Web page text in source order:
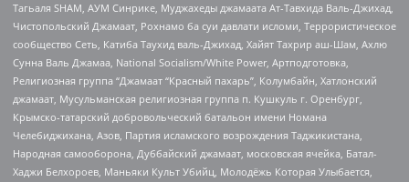
Тагьаля SHAM, АУМ Синрике, Муджахеды джамаата Ат-Тавхида Валь-Джихад,
Чистопольский Джамаат, Рохнамо ба суи давлати исломи, Террористическое
сообщество Сеть, Катиба Таухид валь-Джихад, Хайят Тахрир аш-Шам, Ахлю
Сунна Валь Джамаа, National Socialism/White Power, Артподготовка,
Религиозная группа “Джамаат “Красный пахарь”, Колумбайн, Хатлонский
джамаат, Мусульманская религиозная группа п. Кушкуль г. Оренбург,
Крымско-татарский добровольческий батальон имени Номана
Челебиджихана, Азов, Партия исламского возрождения Таджикистана,
Народная самооборона, Дуббайский джамаат, московская ячейка, Батал-
Хаджи Белхороев, Маньяки Культ Убийц, Молодёжь Которая Улыбается,